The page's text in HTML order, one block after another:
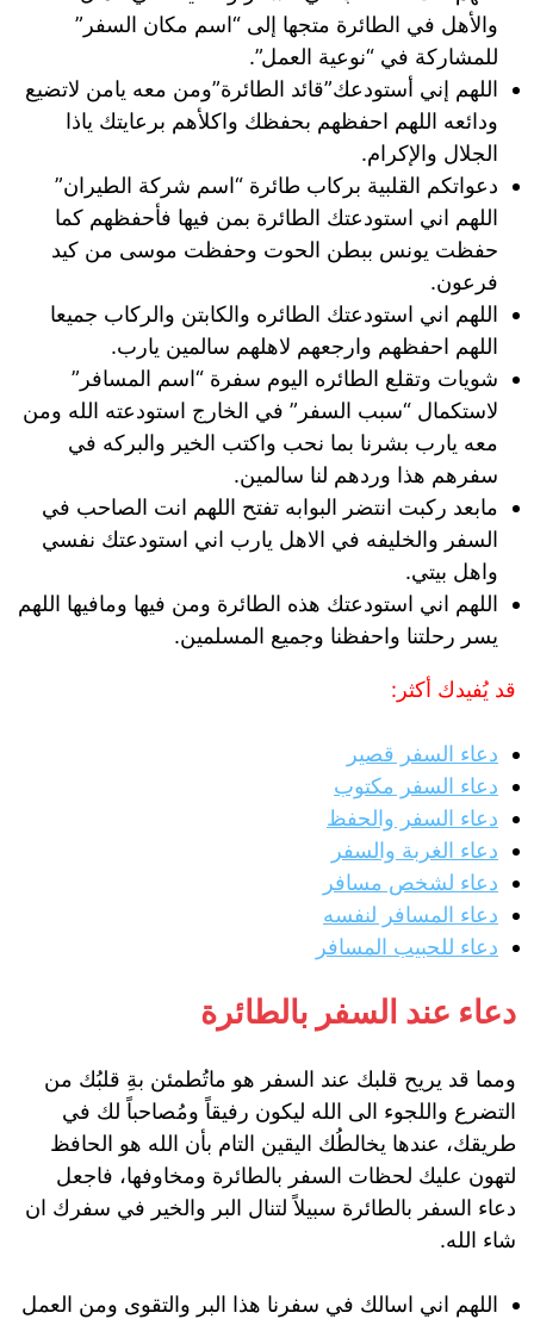
والأهل في الطائرة متجها إلى “اسم مكان السفر”
للمشاركة في “نوعية العمل”.
اللهم إني أستودعك”قائد الطائرة”ومن معه يامن لاتضيع
ودائعه اللهم احفظهم بحفظك واكلأهم برعايتك ياذا
الجلال والإكرام.
دعواتكم القلبية بركاب طائرة “اسم شركة الطيران”
اللهم اني استودعتك الطائرة بمن فيها فأحفظهم كما
حفظت يونس ببطن الحوت وحفظت موسى من كيد
فرعون.
اللهم اني استودعتك الطائره والكابتن والركاب جميعا
اللهم احفظهم وارجعهم لاهلهم سالمين يارب.
شويات وتقلع الطائره اليوم سفرة “اسم المسافر”
لاستكمال “سبب السفر” في الخارج استودعته الله ومن
معه يارب بشرنا بما نحب واكتب الخير والبركه في
سفرهم هذا وردهم لنا سالمين.
مابعد ركبت انتضر البوابه تفتح اللهم انت الصاحب في
السفر والخليفه في الاهل يارب اني استودعتك نفسي
واهل بيتي.
اللهم اني استودعتك هذه الطائرة ومن فيها ومافيها اللهم
يسر رحلتنا واحفظنا وجميع المسلمين.
قد يُفيدك أكثر:
دعاء السفر قصير
دعاء السفر مكتوب
دعاء السفر والحفظ
دعاء الغربة والسفر
دعاء لشخص مسافر
دعاء المسافر لنفسه
دعاء للحبيب المسافر
دعاء عند السفر بالطائرة
ومما قد يريح قلبك عند السفر هو ماتُطمئن بةِ قلبُك من
التضرع واللجوء الى الله ليكون رفيقاً ومُصاحباً لك في
طريقك، عندها يخالطُك اليقين التام بأن الله هو الحافظ
لتهون عليك لحظات السفر بالطائرة ومخاوفها، فاجعل
دعاء السفر بالطائرة سبيلاً لتنال البر والخير في سفرك ان
شاء الله.
اللهم اني اسالك في سفرنا هذا البر والتقوى ومن العمل